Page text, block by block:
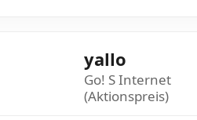
yallo
Go! S Internet
(Aktionspreis)